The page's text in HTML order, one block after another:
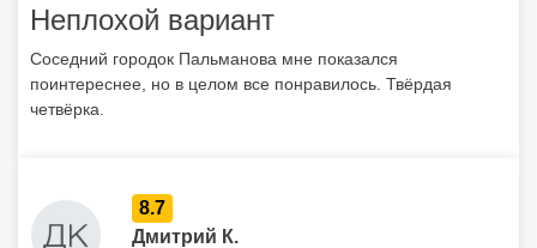
Неплохой вариант
Соседний городок Пальманова мне показался
поинтереснее, но в целом все понравилось. Твёрдая
четвёрка.
8.7
Дмитрий К.